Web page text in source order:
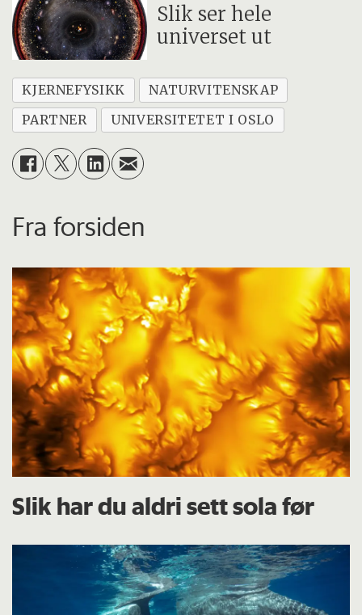
Slik ser hele
universet ut
KJERNEFYSIKK
NATURVITENSKAP
PARTNER
UNIVERSITETET I OSLO
Fra forsiden
Slik har du aldri sett sola før